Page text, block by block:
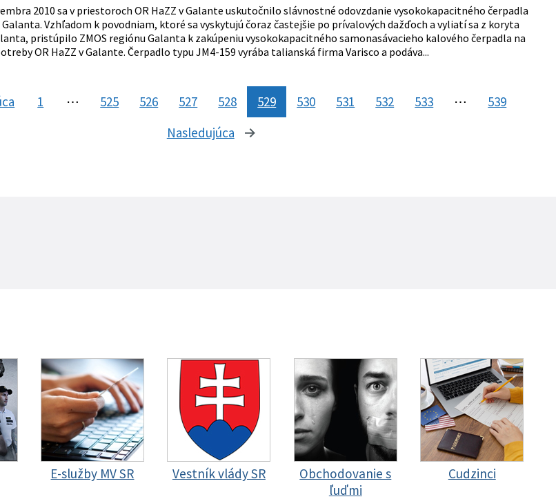
2010 sa v priestoroch OR HaZZ v Galante uskutočnilo slávnostné odovzdanie vysokokapacitného čerpadla
Vzhľadom k povodniam, ktoré sa vyskytujú čoraz častejšie po prívalových dažďoch a vyliatí sa z koryta
pristúpilo ZMOS regiónu Galanta k zakúpeniu vysokokapacitného samonasávacieho kalového čerpadla na
OR HaZZ v Galante. Čerpadlo typu JM4-159 vyrába talianská firma Varisco a podáva...
stránka
1 ⋯ 525 526 527 528 529 530 531 532 533 ⋯
539
Nasledujúca
stránka
E-služby MV SR Vestník vlády SR
Obchodovanie s
ľuďmi
Cudzinci